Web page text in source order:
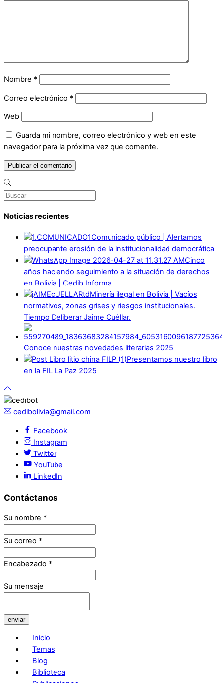
Nombre *
Correo electrónico *
Web
Guarda mi nombre, correo electrónico y web en este
navegador para la próxima vez que comente.
Noticias recientes
Comunicado público | Alertamos
preocupante erosión de la institucionalidad democrática
Cinco
años haciendo seguimiento a la situación de derechos
en Bolivia | Cedib Informa
Minería ilegal en Bolivia | Vacíos
normativos, zonas grises y riesgos institucionales.
Tiempo Deliberar Jaime Cuéllar.
Conoce nuestras novedades literarias 2025
Presentamos nuestro libro
en la FIL La Paz 2025
cedibolivia@gmail.com
Facebook
Instagram
Twitter
YouTube
LinkedIn
Contáctanos
Su nombre *
Su correo *
Encabezado *
Su mensaje
enviar
Inicio
Temas
Blog
Biblioteca